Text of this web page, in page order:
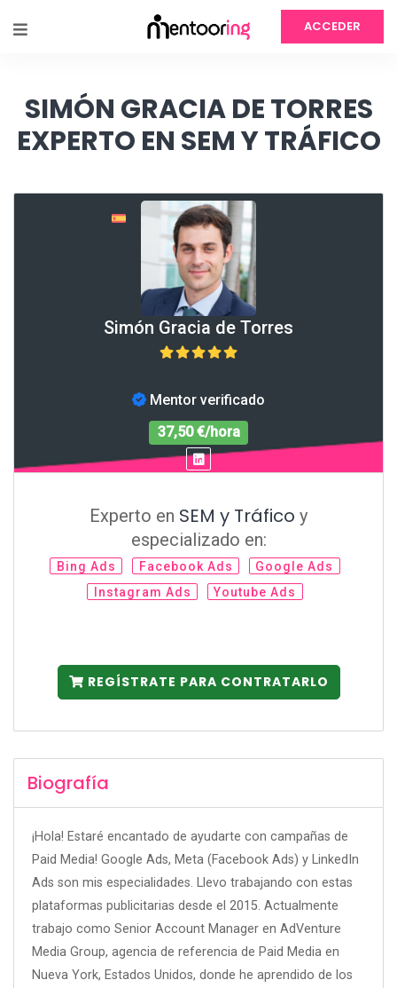
ACCEDER
SIMÓN GRACIA DE TORRES
EXPERTO EN SEM Y TRÁFICO
Simón Gracia de Torres
Mentor verificado
37,50 €/hora
Experto en SEM y Tráfico y
especializado en:
Bing Ads Facebook Ads
Google Ads
Instagram Ads
Youtube Ads
REGÍSTRATE PARA CONTRATARLO
Biografía
¡Hola! Estaré encantado de ayudarte con campañas de
Paid Media! Google Ads, Meta (Facebook Ads) y LinkedIn
Ads son mis especialidades. Llevo trabajando con estas
plataformas publicitarias desde el 2015. Actualmente
trabajo como Senior Account Manager en AdVenture
Media Group, agencia de referencia de Paid Media en
Nueva York, Estados Unidos, donde he aprendido de los